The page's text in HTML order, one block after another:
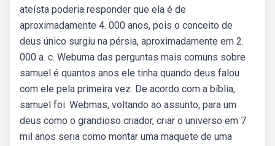
ateísta poderia responder que ela é de
aproximadamente 4. 000 anos, pois o conceito de
deus único surgiu na pérsia, aproximadamente em 2.
000 a. c. Webuma das perguntas mais comuns sobre
samuel é quantos anos ele tinha quando deus falou
com ele pela primeira vez. De acordo com a bíblia,
samuel foi. Webmas, voltando ao assunto, para um
deus como o grandioso criador, criar o universo em 7
mil anos seria como montar uma maquete de uma